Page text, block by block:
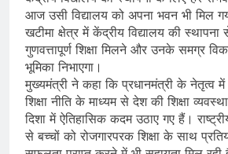
आज उसी विद्यालय को अपना भवन भी मिल
खटीमा क्षेत्र में केंद्रीय विद्यालय की
गुणवत्तापूर्ण शिक्षा मिलने और उनके समग्र
भूमिका निभाएगा।
मुख्यमंत्री ने कहा कि प्रधानमंत्री के नेतृत्व में
शिक्षा नीति के माध्यम से देश की शिक्षा
दिशा में ऐतिहासिक कदम उठाए गए हैं।
से बच्चों को रोजगारपरक शिक्षा के साथ